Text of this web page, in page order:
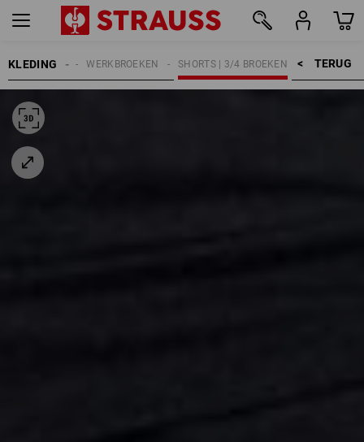
KLEDING TERUG    >
SHORTS | 3/4 BROEKEN
WERKBROEKEN
HEREN